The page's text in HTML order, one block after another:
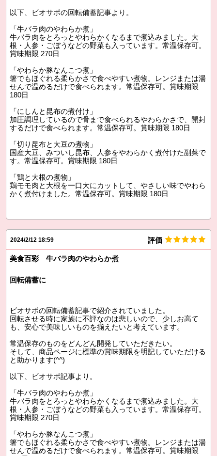
以下、ビオサポの回転備蓄記事より。
「牛バラ肉のやわらか煮」
牛バラ肉をとろっとやわらかくなるまで煮込みました。大
根・人参・ごぼうなどの野菜も入っています。常温保存可。
賞味期限 270日
「やわらか豚なんこつ煮」
箸でもほぐれる柔らかさで食べやすい煮物。レンジまたは湯
せんで温めるだけで食べられます。常温保存可。賞味期限
180日
「にしんと昆布の煮付け」
加圧調理しているので骨まで食べられるやわらかさで、開封
するだけで食べられます。常温保存可。賞味期限 180日
「切り昆布と大豆の煮物」
国産大豆、みついし昆布、人参をやわらかく煮付けた副菜で
す。常温保存可。賞味期限 180日
「鶏と大根の煮物」
鶏モモ肉と大根を一口大にカットして、やさしい味でやわら
かく煮付けました。常温保存可。賞味期限 180日
2024/2/12 18:59 評価
美食百彩 牛バラ肉のやわらか煮
回転備蓄に
ビオサポの回転備蓄記事で紹介されていました。
回転させる時に家族に不評なのは悲しいので、少しお高て
も、安心で美味しいものを揃えたいと考えています。
常温保存のものをどんどん開発していただきたい。
そして、商品ページに標準の賞味期限を明記していただける
と助かります(^^)
以下、ビオサポ記事より。
「牛バラ肉のやわらか煮」
牛バラ肉をとろっとやわらかくなるまで煮込みました。大
根・人参・ごぼうなどの野菜も入っています。常温保存可。
賞味期限 270日
「やわらか豚なんこつ煮」
箸でもほぐれる柔らかさで食べやすい煮物。レンジまたは湯
せんで温めるだけで食べられます。常温保存可。賞味期限